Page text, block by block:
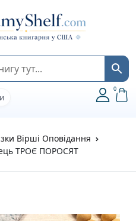
0
Вірші Оповідання
ТРОЄ ПОРОСЯТ